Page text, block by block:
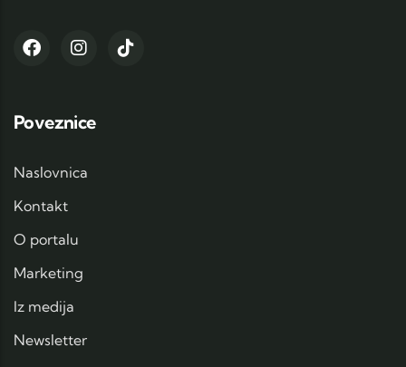
Poveznice
Naslovnica
Kontakt
O portalu
Marketing
Iz medija
Newsletter